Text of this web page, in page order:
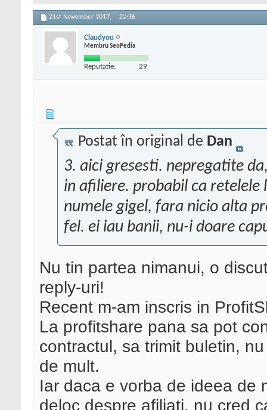
21st November 2017, 22:36
Claudyou
Membru SeoPedia
Reputatie: 29
Postat în original de Dan
3. aici gresesti. nepregatite
in afiliere. probabil ca
numele gigel, fara nicio alta
fel. ei iau banii, nu-i doare
Nu tin partea nimanui, o
reply-uri!
Recent m-am inscris in
La profitshare pana sa pot
contractul, sa trimit buletin,
de mult.
Iar daca e vorba de ideea de
deloc despre afiliati, nu cred